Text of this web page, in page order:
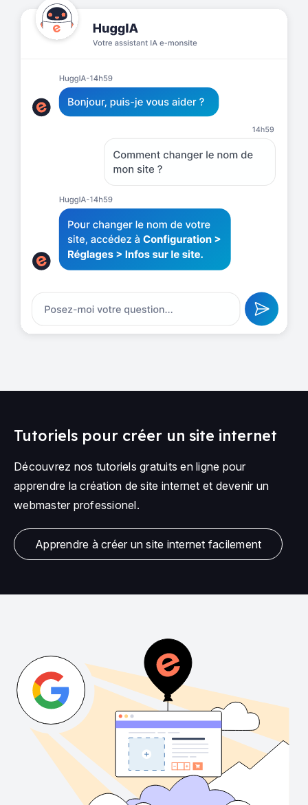
Tutoriels pour créer un site internet
Découvrez nos tutoriels gratuits en ligne pour
apprendre la création de site internet et devenir un
webmaster professionel.
Apprendre à créer un site internet facilement